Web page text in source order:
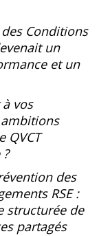
Conditions
un
et un
vos
QVCT
des
RSE :
structurée de
partagés